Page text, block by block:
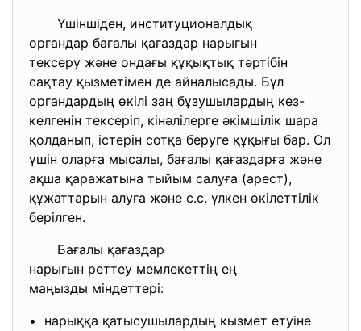
Үшіншіден, институционалдық
органдар бағалы қағаздар нарығын
тексеру және ондағы құқықтық тәртібін
сақтау қызметімен де айналысады. Бұл
органдардың өкілі заң бұзушылардың кез-
келгенін тексеріп, кінәлілерге әкімшілік шара
қолданып, істерін сотқа беруге құқығы бар. Ол
үшін оларға мысалы, бағалы қағаздарға және
ақша қаражатына тыйым салуға (арест),
құжаттарын алуға және с.с. үлкен өкілеттілік
берілген.
Бағалы қағаздар
нарығын реттеу мемлекеттің ең
маңызды міндеттері:
• нарыққа қатысушылардың кызмет етуіне